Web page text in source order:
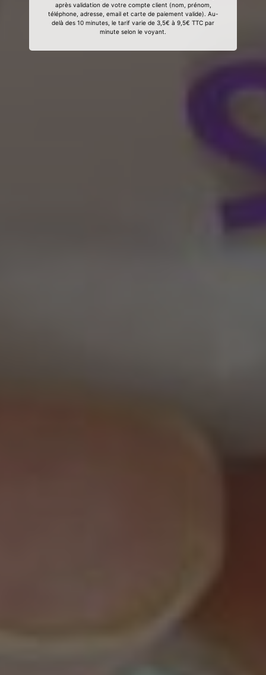
après validation de votre compte client (nom, prénom,
téléphone, adresse, email et carte de paiement valide). Au-
delà des 10 minutes, le tarif varie de 3,5€ à 9,5€ TTC par
minute selon le voyant.